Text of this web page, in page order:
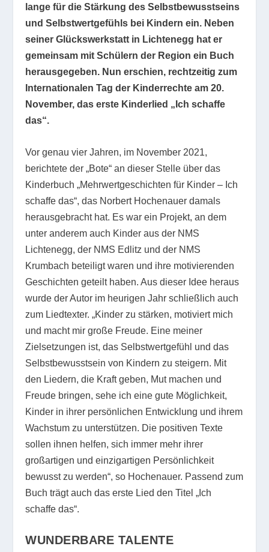
lange für die Stärkung des Selbstbewusstseins
und Selbstwertgefühls bei Kindern ein. Neben
seiner Glückswerkstatt in Lichtenegg hat er
gemeinsam mit Schülern der Region ein Buch
herausgegeben. Nun erschien, rechtzeitig zum
Internationalen Tag der Kinderrechte am 20.
November, das erste Kinderlied „Ich schaffe
das“.
Vor genau vier Jahren, im November 2021,
berichtete der „Bote“ an dieser Stelle über das
Kinderbuch „Mehrwertgeschichten für Kinder – Ich
schaffe das“, das Norbert Hochenauer damals
herausgebracht hat. Es war ein Projekt, an dem
unter anderem auch Kinder aus der NMS
Lichtenegg, der NMS Edlitz und der NMS
Krumbach beteiligt waren und ihre motivierenden
Geschichten geteilt haben. Aus dieser Idee heraus
wurde der Autor im heurigen Jahr schließlich auch
zum Liedtexter. „Kinder zu stärken, motiviert mich
und macht mir große Freude. Eine meiner
Zielsetzungen ist, das Selbstwertgefühl und das
Selbstbewusstsein von Kindern zu steigern. Mit
den Liedern, die Kraft geben, Mut machen und
Freude bringen, sehe ich eine gute Möglichkeit,
Kinder in ihrer persönlichen Entwicklung und ihrem
Wachstum zu unterstützen. Die positiven Texte
sollen ihnen helfen, sich immer mehr ihrer
großartigen und einzigartigen Persönlichkeit
bewusst zu werden“, so Hochenauer. Passend zum
Buch trägt auch das erste Lied den Titel „Ich
schaffe das“.
WUNDERBARE TALENTE